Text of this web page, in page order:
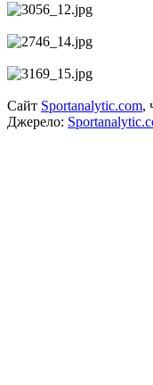
Сайт Sportanalytic.com,
Джерело: